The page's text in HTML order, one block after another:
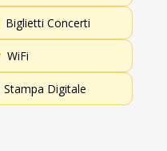
Biglietti Concerti
WiFi
Stampa Digitale